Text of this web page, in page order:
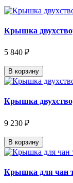
Крышка
5 840 ₽
В корзину
Крышка
9 230 ₽
В корзину
Крышка для чан